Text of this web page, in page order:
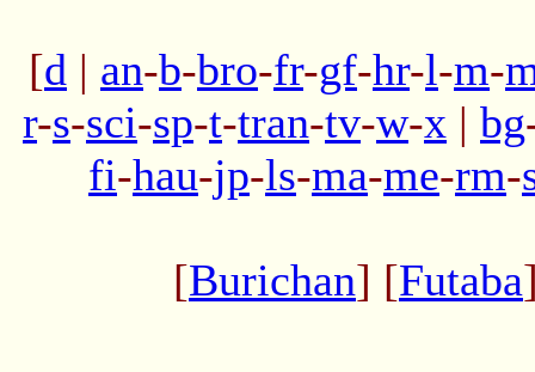
[d | an-b-bro-fr-gf-hr-l-m-
r-s-sci-sp-t-tran-tv-w-x | bg
fi-hau-jp-ls-ma-me-rm-
[Burichan] [Futaba